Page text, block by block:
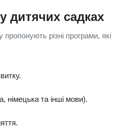
дитячих садках
різні програми, які
німецька та інші мови).